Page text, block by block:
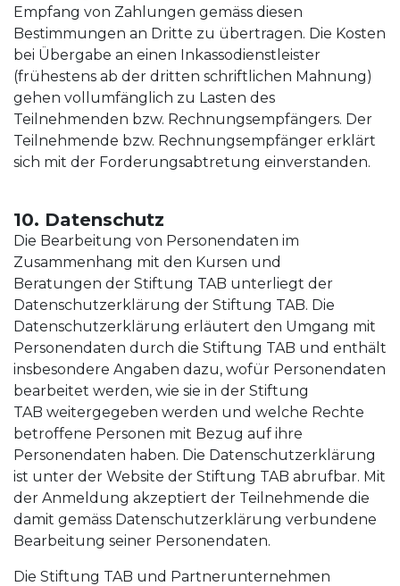
Empfang von Zahlungen gemäss diesen
Bestimmungen an Dritte zu übertragen. Die Kosten
bei Übergabe an einen Inkassodienstleister
(frühestens ab der dritten schriftlichen Mahnung)
gehen vollumfänglich zu Lasten des
Teilnehmenden bzw. Rechnungsempfängers. Der
Teilnehmende bzw. Rechnungsempfänger erklärt
sich mit der Forderungsabtretung einverstanden.
10. Datenschutz
Die Bearbeitung von Personendaten im
Zusammenhang mit den Kursen und
Beratungen der Stiftung TAB unterliegt der
Datenschutzerklärung der Stiftung TAB. Die
Datenschutzerklärung erläutert den Umgang mit
Personendaten durch die Stiftung TAB und enthält
insbesondere Angaben dazu, wofür Personendaten
bearbeitet werden, wie sie in der Stiftung
TAB weitergegeben werden und welche Rechte
betroffene Personen mit Bezug auf ihre
Personendaten haben. Die Datenschutzerklärung
ist unter der Website der Stiftung TAB abrufbar. Mit
der Anmeldung akzeptiert der Teilnehmende die
damit gemäss Datenschutzerklärung verbundene
Bearbeitung seiner Personendaten.
Die Stiftung TAB und Partnerunternehmen